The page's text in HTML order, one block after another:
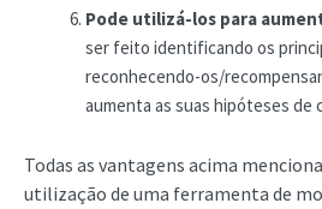
Pode utilizá-los para
ser feito identificando os
reconhecendo-os/
aumenta as suas hipóteses de
Todas as vantagens acima
utilização de uma ferramenta de